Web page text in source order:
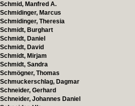
Schmid, Manfred A.
Schmidinger, Marcus
Schmidinger, Theresia
Schmidt, Burghart
Schmidt, Daniel
Schmidt, David
Schmidt, Mirjam
Schmidt, Sandra
Schmögner, Thomas
Schmuckerschlag, Dagmar
Schneider, Gerhard
Schneider, Johannes Daniel